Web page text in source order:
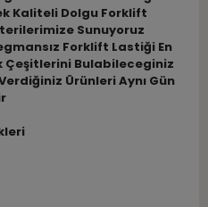
Kaliteli Dolgu Forklift
Sunuyoruz
Forklift Lastiği En
Çeşitlerini Bulabileceginiz
Ürünleri Aynı Gün